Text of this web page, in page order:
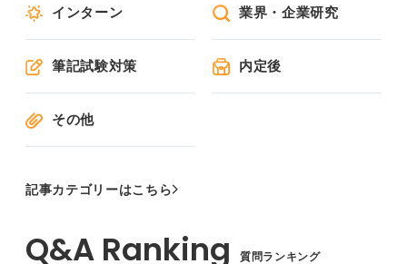
インターン 業界・企業研究
筆記試験対策 内定後
その他
記事カテゴリーはこちら
質問ランキング